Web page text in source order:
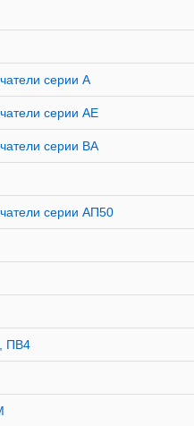
серии А
серии АЕ
серии ВА
серии АП50
ПВ4